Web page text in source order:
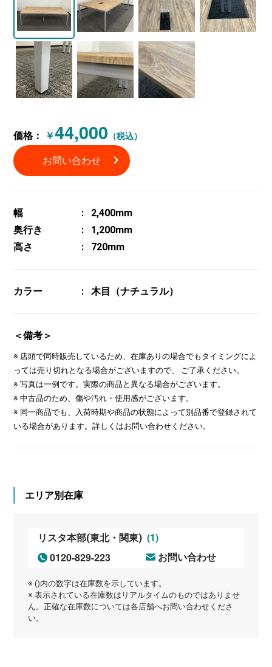
価格： ￥44,000 （税込）
お問い合わせ
幅
2,400mm
奥行き
1,200mm
高さ
720mm
カラー 木目（ナチュラル）
＜備考＞
※ 店頭で同時販売しているため、在庫ありの場合でもタイミングによ
っては売り切れとなる場合がございますので、 ご了承ください。
※ 写真は一例です。実際の商品と異なる場合がございます。
※ 中古品のため、傷や汚れ・使用感がございます。
※ 同一商品でも、入荷時期や商品の状態によって別品番で登録されて
いる場合があります。詳しくはお問い合わせください。
エリア別在庫
リスタ本部(東北・関東) (1)
0120-829-223
お問い合わせ
※ ()内の数字は在庫数を示しています。
※ 表示されている在庫数はリアルタイムのものではありませ
ん。正確な在庫数については各店舗へお問い合わせくださ
い。